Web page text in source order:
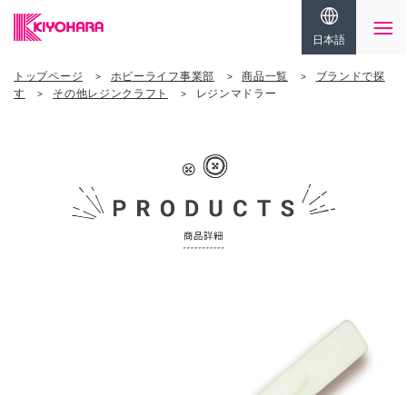
日本語
トップページ ホビーライフ事業部 商品一覧
ブランドで探
す
その他レジンクラフト レジンマドラー